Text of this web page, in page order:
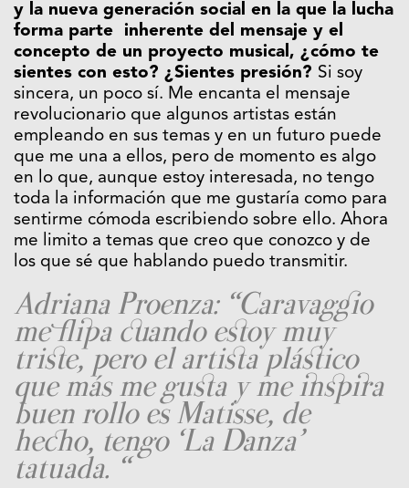
y la nueva generación social en la que la lucha
forma parte inherente del mensaje y el
concepto de un proyecto musical, ¿cómo te
sientes con esto? ¿Sientes presión? Si soy
sincera, un poco sí. Me encanta el mensaje
revolucionario que algunos artistas están
empleando en sus temas y en un futuro puede
que me una a ellos, pero de momento es algo
en lo que, aunque estoy interesada, no tengo
toda la información que me gustaría como para
sentirme cómoda escribiendo sobre ello. Ahora
me limito a temas que creo que conozco y de
los que sé que hablando puedo transmitir.
Adriana Proenza: “Caravaggio
me flipa cuando estoy muy
triste, pero el artista plástico
que más me gusta y me inspira
buen rollo es Matisse, de
hecho, tengo ‘La Danza’
tatuada. “